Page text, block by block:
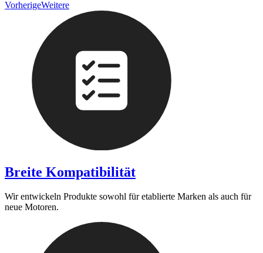
VorherigeWeitere
Breite Kompatibilität
Wir entwickeln Produkte sowohl für etablierte Marken als auch für
neue Motoren.